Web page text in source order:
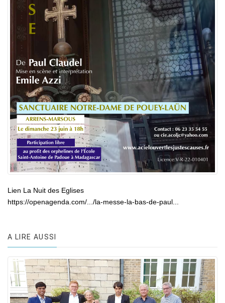
Lien La Nuit des Eglises
https://openagenda.com/.../la-messe-la-bas-de-paul...
A LIRE AUSSI